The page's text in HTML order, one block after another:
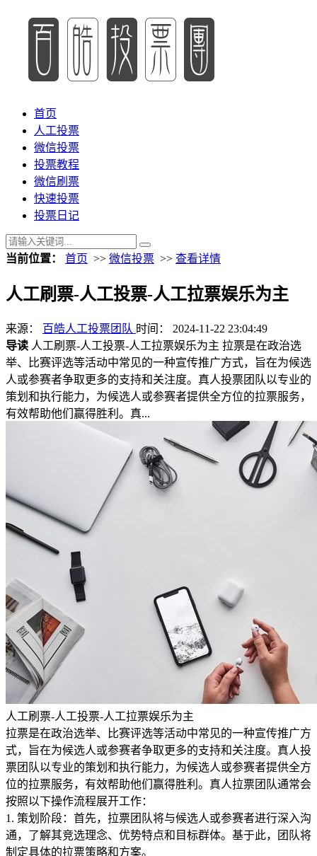
首页
人工投票
微信投票
投票教程
微信刷票
快速投票
投票日记
当前位置： 首页 >> 微信投票 >> 查看详情
人工刷票-人工投票-人工拉票娱乐为主
来源： 百皓人工投票团队 时间： 2024-11-22 23:04:49
导读 人工刷票-人工投票-人工拉票娱乐为主 拉票是在政治选
举、比赛评选等活动中常见的一种宣传推广方式，旨在为候选
人或参赛者争取更多的支持和关注度。真人投票团队以专业的
策划和执行能力，为候选人或参赛者提供全方位的拉票服务，
有效帮助他们赢得胜利。真...
人工刷票-人工投票-人工拉票娱乐为主
拉票是在政治选举、比赛评选等活动中常见的一种宣传推广方
式，旨在为候选人或参赛者争取更多的支持和关注度。真人投
票团队以专业的策划和执行能力，为候选人或参赛者提供全方
位的拉票服务，有效帮助他们赢得胜利。真人拉票团队通常会
按照以下操作流程展开工作：
1. 策划阶段：首先，拉票团队将与候选人或参赛者进行深入沟
通，了解其竞选理念、优势特点和目标群体。基于此，团队将
制定具体的拉票策略和方案。